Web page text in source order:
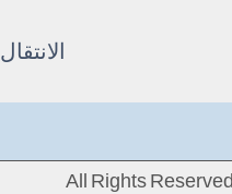
All Rights